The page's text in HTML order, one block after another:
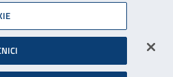
Cerca
Accedi all'area riservata